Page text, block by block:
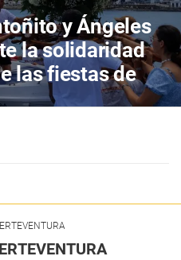
y Ángeles
la solidaridad
las fiestas de